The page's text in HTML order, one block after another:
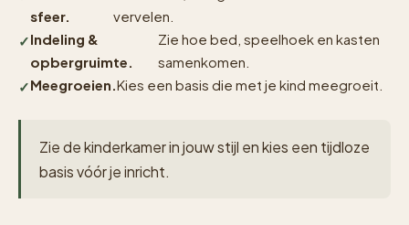
sfeer.
vervelen.
Indeling &
opbergruimte.
Zie hoe bed, speelhoek en kasten
samenkomen.
Meegroeien.Kies een basis die met je kind meegroeit.
Zie de kinderkamer in jouw stijl en kies een tijdloze
basis vóór je inricht.